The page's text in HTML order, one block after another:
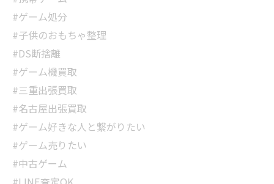
#ゲーム処分
#子供のおもちゃ整理
#DS断捨離
#ゲーム機買取
#三重出張買取
#名古屋出張買取
#ゲーム好きな人と繋がりたい
#ゲーム売りたい
#中古ゲーム